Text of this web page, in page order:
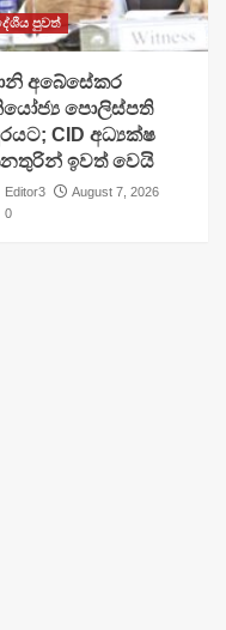
පුවත්
අබේසේකර
පොලිස්පති
CID අධ්‍යක්ෂ
ඉවත් වෙයි
Editor3
August 7, 2026
0